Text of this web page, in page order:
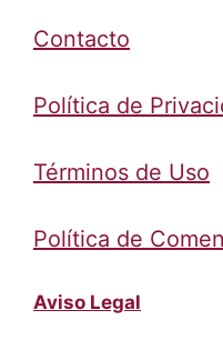
Contacto
Política de
Términos de Uso
Política de
Aviso Legal